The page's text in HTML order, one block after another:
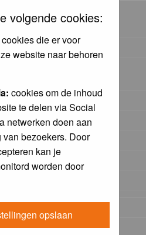
volgende cookies:
cookies die er voor
website naar behoren
cookies om de inhoud
te delen via Social
netwerken doen aan
bezoekers. Door
kan je
worden door
opslaan